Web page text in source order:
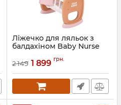
Ліжечко для ляльок з
балдахіном Baby Nurse
Артикул:7600220391
2 149 1 899 грн.